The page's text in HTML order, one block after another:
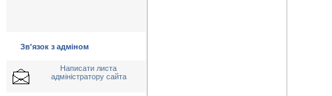
Зв'язок з адміном
Написати листа
адміністратору сайта